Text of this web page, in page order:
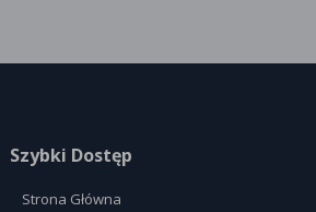
Szybki Dostęp
Strona Główna